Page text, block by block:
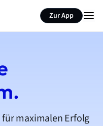
Zur App
maximalen Erfolg